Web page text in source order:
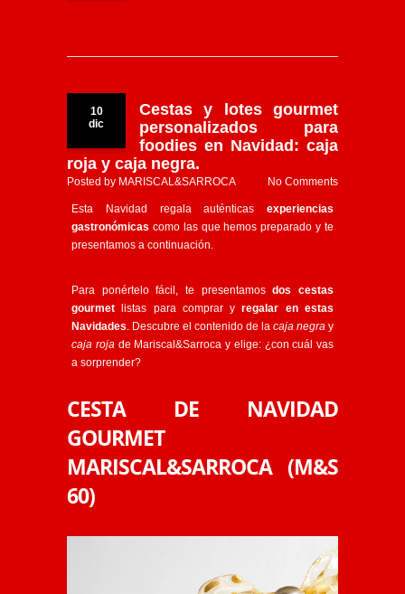
10
dic
Cestas y lotes gourmet
personalizados para
foodies en Navidad: caja
roja y caja negra.
No Comments
Posted by MARISCAL&SARROCA
Esta Navidad regala auténticas experiencias
gastronómicas como las que hemos preparado y te
presentamos a continuación.
Para ponértelo fácil, te presentamosdos cestas
gourmet listas para comprar yregalar en estas
Navidades. Descubre el contenido de la caja negra y
caja rojade Mariscal&Sarroca y elige: ¿con cuál vas
a sorprender?
CESTA DE NAVIDAD
GOURMET
MARISCAL&SARROCA (M&S
60)